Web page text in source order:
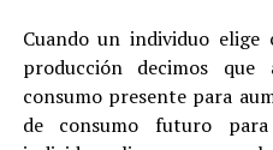
Cuando un individuo
producción decimos
consumo presente para
de consumo futuro